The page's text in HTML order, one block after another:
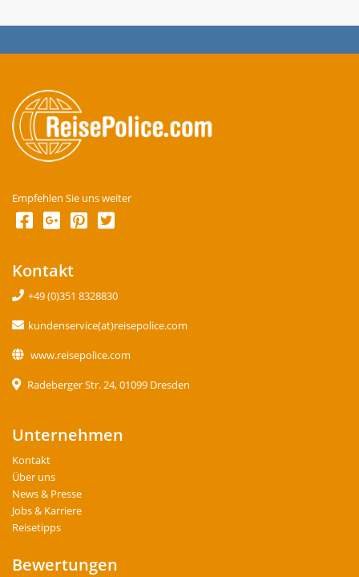
Empfehlen Sie uns weiter
Kontakt
+49 (0)351 8328830
kundenservice(at)reisepolice.com
www.reisepolice.com
Radeberger Str. 24, 01099 Dresden
Unternehmen
Kontakt
Über uns
News & Presse
Jobs & Karriere
Reisetipps
Bewertungen